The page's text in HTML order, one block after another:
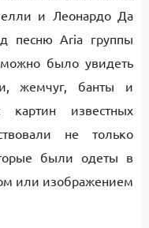
и Леонардо Да
песню Aria группы
было увидеть
жемчуг, банты и
картин известных
не только
были одеты в
или изображением